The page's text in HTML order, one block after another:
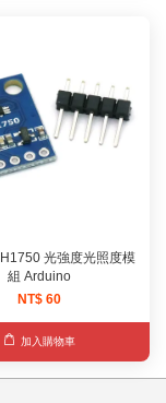
光強度光照度模
組 Arduino
NT$ 60
加入購物車